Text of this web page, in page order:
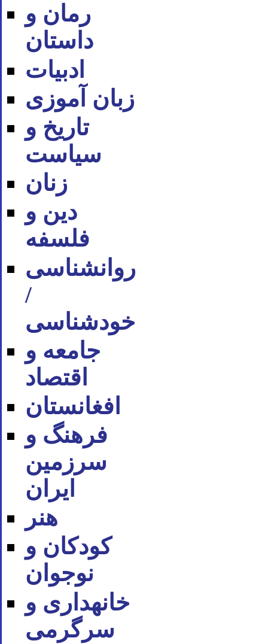
رمان و
داستان
ادبیات
زبان آموزی
تاریخ و
سیاست
زنان
دین و
فلسفه
روان‪شناسی
/
خودشناسی
جامعه و
اقتصاد
افغانستان
فرهنگ و
سرزمین
ایران
هنر
کودکان و
نوجوان
خانه‪داری و
سرگرمی